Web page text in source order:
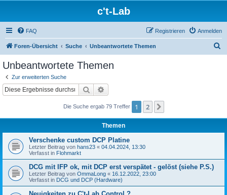
c't-Lab
FAQ Anmelden
Registrieren
Foren-Übersicht Suche Unbeantwortete Themen
Unbeantwortete Themen
Zur erweiterten Suche
Suche
Die Suche ergab 79 Treffer 1 2
Themen
Verschenke custom DCP Platine
Letzter Beitrag von hans23 « 04.04.2024, 13:30
Verfasst in Flohmarkt
DCG mit IFP ok, mit DCP erst verspätet - gelöst (siehe P.S.)
Letzter Beitrag von OmmaLong « 16.12.2022, 23:00
Verfasst in DCG und DCP (Hardware)
Neuigkeiten zu C't-Lab Control ?